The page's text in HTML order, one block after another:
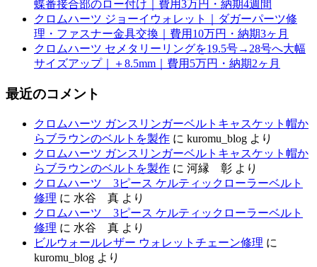
蝶番接合部のロー付け｜費用3万円・納期4週間
クロムハーツ ジョーイウォレット｜ダガーパーツ修
理・ファスナー金具交換｜費用10万円・納期3ヶ月
クロムハーツ セメタリーリングを19.5号→28号へ大幅
サイズアップ｜＋8.5mm｜費用5万円・納期2ヶ月
最近のコメント
クロムハーツ ガンスリンガーベルトキャスケット帽か
らブラウンのベルトを製作 に kuromu_blog より
クロムハーツ ガンスリンガーベルトキャスケット帽か
らブラウンのベルトを製作 に 河縁 彰 より
クロムハーツ 3ピース ケルティックローラーベルト
修理 に 水谷 真 より
クロムハーツ 3ピース ケルティックローラーベルト
修理 に 水谷 真 より
ビルウォールレザー ウォレットチェーン修理 に
kuromu_blog より